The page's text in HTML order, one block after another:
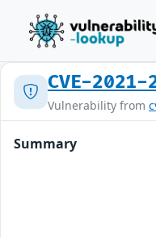
CVE-2021-
Vulnerability from
Summary